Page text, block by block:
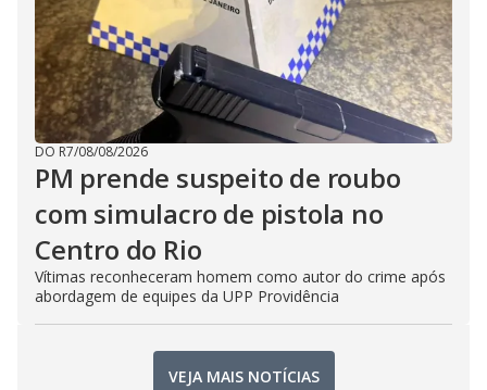
DO R7/08/08/2026
PM prende suspeito de roubo
com simulacro de pistola no
Centro do Rio
Vítimas reconheceram homem como autor do crime após
abordagem de equipes da UPP Providência
VEJA MAIS NOTÍCIAS